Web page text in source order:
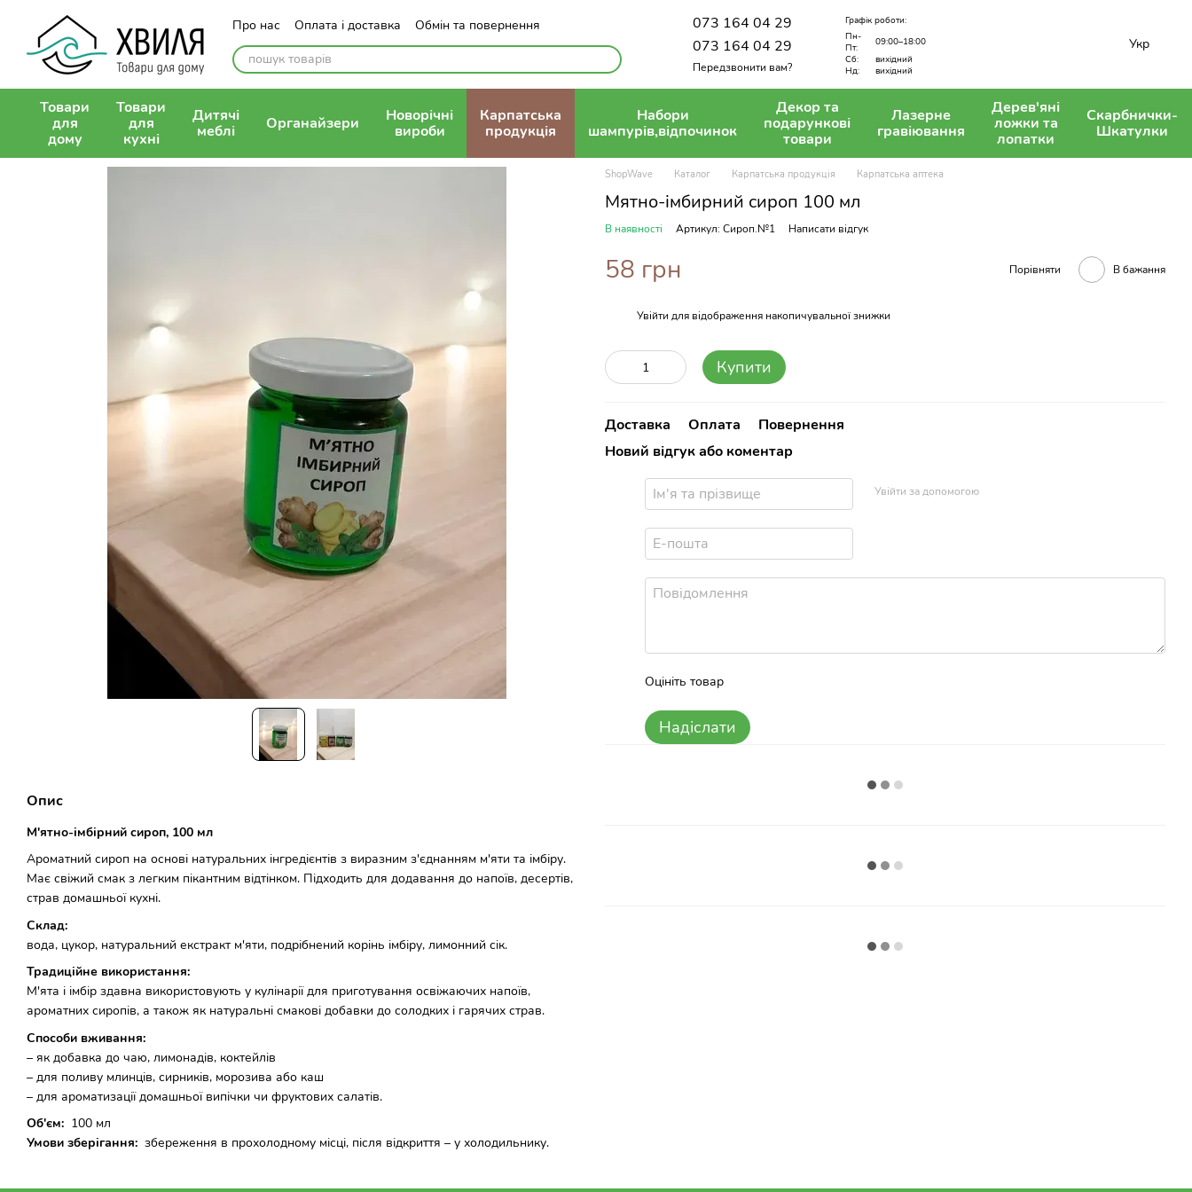
Перейти до основного контенту
Про нас Оплата і доставка
Обмін та повернення
Контактна інформація
Політика конфіденційності
Публічна оферта
073 164 04 29
073 164 04 29
Передзвонити вам?
Графік роботи:
Пн-
Пт:
09:00–18:00
Сб:
вихідний
Нд:
вихідний
Укр
Товари
для
дому
Товари
для
кухні
Дитячі
меблі
Органайзери
Новорічні
вироби
Карпатська
продукція
Набори
шампурів,відпочинок
Декор та
подарункові
товари
Лазерне
гравіювання
Дерев'яні
ложки та
лопатки
Скарбнички-
Шкатулки
Опис
М'ятно-імбірний сироп, 100 мл
Ароматний сироп на основі натуральних інгредієнтів з виразним з'єднанням м'яти та імбіру.
Має свіжий смак з легким пікантним відтінком. Підходить для додавання до напоїв, десертів,
страв домашньої кухні.
Склад:
вода, цукор, натуральний екстракт м'яти, подрібнений корінь імбіру, лимонний сік.
Традиційне використання:
М'ята і імбір здавна використовують у кулінарії для приготування освіжаючих напоїв,
ароматних сиропів, а також як натуральні смакові добавки до солодких і гарячих страв.
Способи вживання:
– як добавка до чаю, лимонадів, коктейлів
– для поливу млинців, сирників, морозива або каш
– для ароматизації домашньої випічки чи фруктових салатів.
Об'єм: 100 мл
Умови зберігання: збереження в прохолодному місці, після відкриття – у холодильнику.
ShopWave Каталог Карпатська продукція Карпатська аптека
Мятно-імбирний сироп 100 мл
В наявності Артикул: Сироп.№1 Написати відгук
58 грн Порівняти В бажання
Увійти для відображення накопичувальної знижки
Купити
Доставка Оплата
Повернення
Новий відгук або коментар
Увійти за допомогою
Оцініть товар
Надіслати